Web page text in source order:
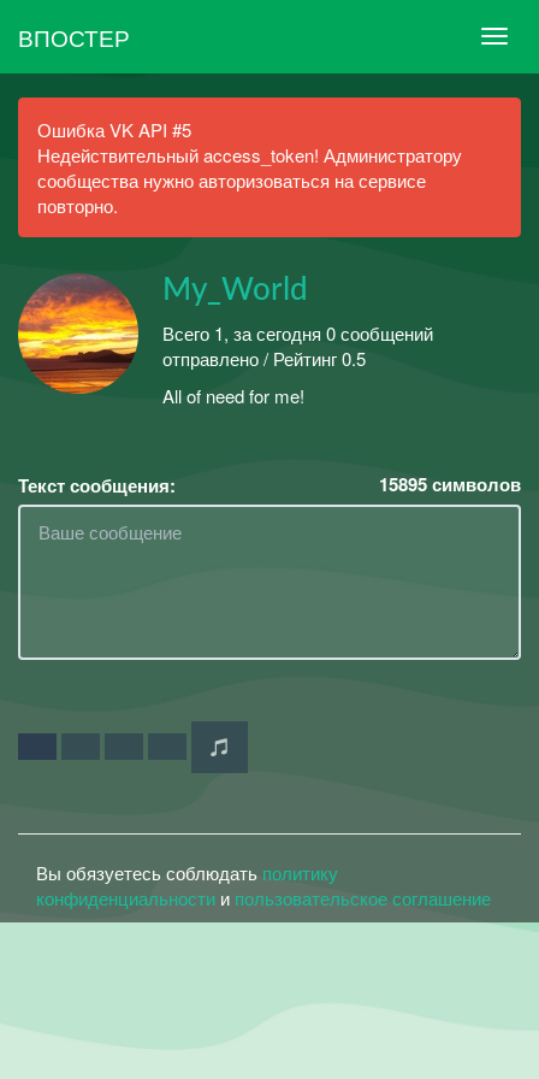
ВПОСТЕР
Ошибка VK API #5
Недействительный access_token! Администратору
сообщества нужно авторизоваться на сервисе
повторно.
My_World
Всего 1, за сегодня 0 сообщений
отправлено / Рейтинг 0.5
All of need for me!
Текст сообщения: 15895символов
Вы обязуетесь соблюдать политику
конфиденциальности и пользовательское соглашение